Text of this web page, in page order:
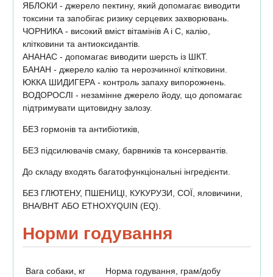
ЯБЛОКИ - джерело пектину, який допомагає виводити
токсини та запобігає ризику серцевих захворювань.
ЧОРНИКА - високий вміст вітамінів A і C, калію,
клітковини та антиоксидантів.
АНАНАС - допомагає виводити шерсть із ШКТ.
БАНАН - джерело калію та нерозчинної клітковини.
ЮККА ШИДИГЕРА - контроль запаху випорожнень.
ВОДОРОСЛІ - незамінне джерело йоду, що допомагає
підтримувати щитовидну залозу.
БЕЗ гормонів та антибіотиків,
БЕЗ підсилювачів смаку, барвників та консервантів.
До складу входять багатофункціональні інгредієнти.
БЕЗ ГЛЮТЕНУ, ПШЕНИЦІ, КУКУРУЗИ, СОЇ, яловичини,
BHA/BHT АБО ETHOXYQUIN (EQ).
Норми годування
Вага собаки, кг Норма годування, грам/добу